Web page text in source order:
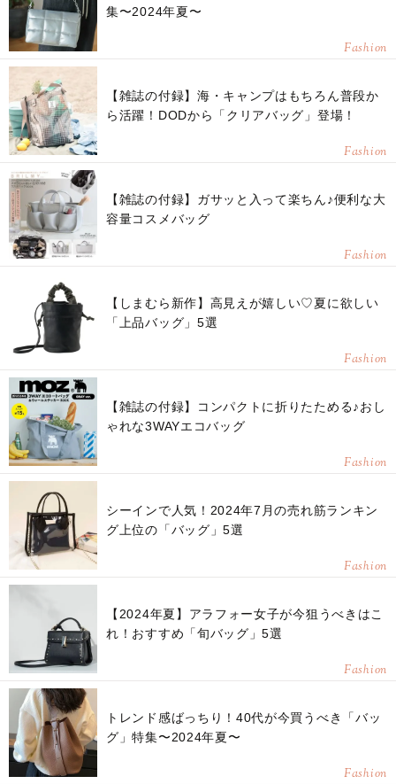
集〜2024年夏〜
Fashion
【雑誌の付録】海・キャンプはもちろん普段か
ら活躍！DODから「クリアバッグ」登場！
Fashion
【雑誌の付録】ガサッと入って楽ちん♪便利な大
容量コスメバッグ
Fashion
【しまむら新作】高見えが嬉しい♡夏に欲しい
「上品バッグ」5選
Fashion
【雑誌の付録】コンパクトに折りたためる♪おし
ゃれな3WAYエコバッグ
Fashion
シーインで人気！2024年7月の売れ筋ランキン
グ上位の「バッグ」5選
Fashion
【2024年夏】アラフォー女子が今狙うべきはこ
れ！おすすめ「旬バッグ」5選
Fashion
トレンド感ばっちり！40代が今買うべき「バッ
グ」特集〜2024年夏〜
Fashion